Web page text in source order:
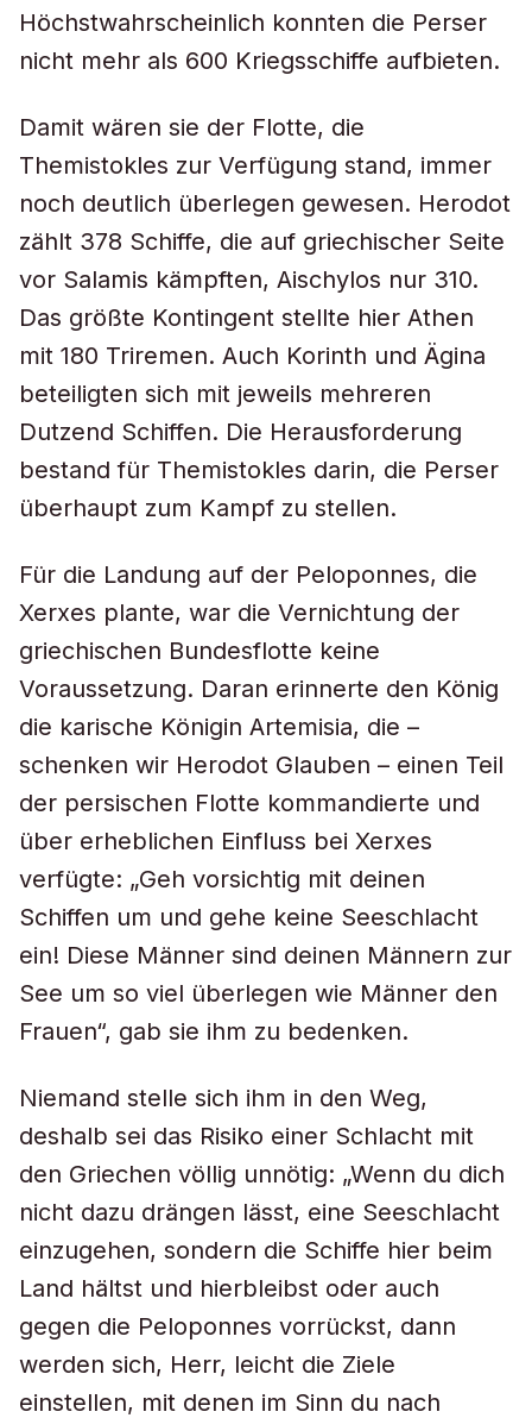
Höchstwahrscheinlich konnten die Perser
nicht mehr als 600 Kriegsschiffe aufbieten.
Damit wären sie der Flotte, die
Themistokles zur Verfügung stand, immer
noch deutlich überlegen gewesen. Herodot
zählt 378 Schiffe, die auf griechischer Seite
vor Salamis kämpften, Aischylos nur 310.
Das größte Kontingent stellte hier Athen
mit 180 Triremen. Auch Korinth und Ägina
beteiligten sich mit jeweils mehreren
Dutzend Schiffen. Die Herausforderung
bestand für Themistokles darin, die Perser
überhaupt zum Kampf zu stellen.
Für die Landung auf der Peloponnes, die
Xerxes plante, war die Vernichtung der
griechischen Bundesflotte keine
Voraussetzung. Daran erinnerte den König
die karische Königin Artemisia, die –
schenken wir Herodot Glauben – einen Teil
der persischen Flotte kommandierte und
über erheblichen Einfluss bei Xerxes
verfügte: „Geh vorsichtig mit deinen
Schiffen um und gehe keine Seeschlacht
ein! Diese Männer sind deinen Männern zur
See um so viel überlegen wie Männer den
Frauen“, gab sie ihm zu bedenken.
Niemand stelle sich ihm in den Weg,
deshalb sei das Risiko einer Schlacht mit
den Griechen völlig unnötig: „Wenn du dich
nicht dazu drängen lässt, eine Seeschlacht
einzugehen, sondern die Schiffe hier beim
Land hältst und hierbleibst oder auch
gegen die Peloponnes vorrückst, dann
werden sich, Herr, leicht die Ziele
einstellen, mit denen im Sinn du nach